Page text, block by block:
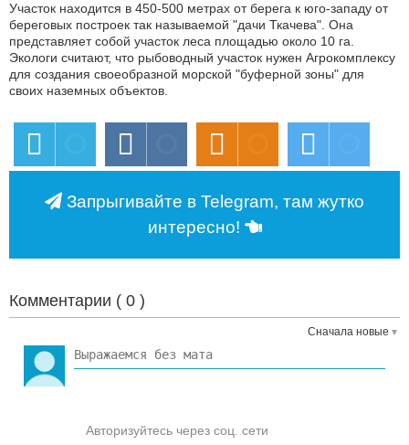
Участок находится в 450-500 метрах от берега к юго-западу от
береговых построек так называемой "дачи Ткачева". Она
представляет собой участок леса площадью около 10 га.
Экологи считают, что рыбоводный участок нужен Агрокомплексу
для создания своеобразной морской "буферной зоны" для
своих наземных объектов.
Запрыгивайте в Telegram, там жутко
интересно!
Комментарии ( 0 )
Сначала новые
Авторизуйтесь через соц. сети